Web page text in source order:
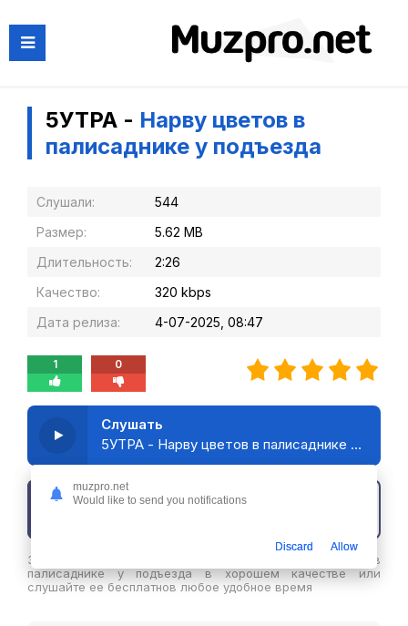
5УТРА - Нарву цветов в
палисаднике у подъезда
Слушали:
544
Размер:
5.62 MB
Длительность:
2:26
Качество:
320 kbps
Дата релиза:
4-07-2025, 08:47
1 0
Слушать
5УТРА - Нарву цветов в палисаднике у подъезда
Скачать трек
Здесь вы можете скачать песню 5УТРА - Нарву цветов в
палисаднике у подъезда в хорошем качестве или
слушайте ее бесплатнов любое удобное время
muzpro.net
Would like to send you notifications
Discard Allow